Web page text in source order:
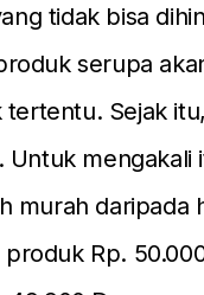
tidak bisa
serupa
Sejak
mengakali
murah daripada
Rp.